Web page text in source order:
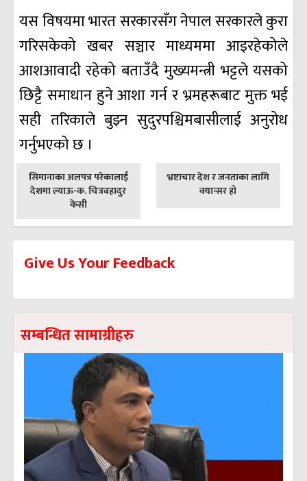
यस विषयमा भारत सरकारसँग नेपाल सरकारले कुरा
गरिसकेको खबर सञ्चार माध्यममा आइरहेकोले
आशआवादी रहेको बताउँदै मुख्यमन्त्री भट्टले यसको
छिट्टै समाधान हुने आशा गर्न र भ्रमहरूबाट मुक्त भई
सही तरिकाले बुझ्न सुदुरपश्चिमबासीलाई अनुरोध
गर्नुभएको छ ।
पछिल्लाे
-
सिमानाका अलपत्र परेकालाई
देशमा ल्याऊ-क. चित्रबहादुर
केसी
अघिल्लाे
भ्रष्टाचार देश र जनताका लागि
क्यान्सर हो
Give Us Your Feedback
सम्बन्धित सामाग्रीहरु